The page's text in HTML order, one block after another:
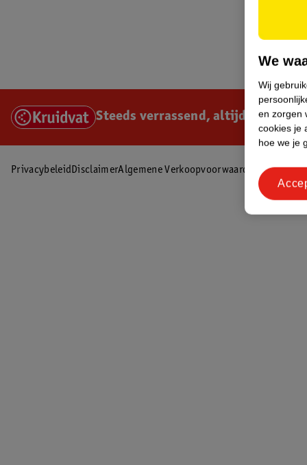
Steeds verrassend, altijd
Privacybeleid DisclaimerAlgemene Verkoopvoorwaarden
We
Wij
en zorgen
cookies je
hoe we je